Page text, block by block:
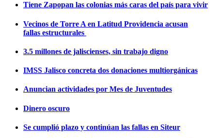
Tiene Zapopan las colonias más caras del país para vivir
Vecinos de Torre A en Latitud Providencia acusan
fallas estructurales
3.5 millones de jaliscienses, sin trabajo digno
IMSS Jalisco concreta dos donaciones multiorgánicas
Anuncian actividades por Mes de Juventudes
Dinero oscuro
Se cumplió plazo y continúan las fallas en Siteur